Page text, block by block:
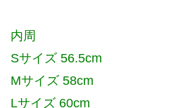
内周
Sサイズ 56.5cm
Mサイズ 58cm
Lサイズ 60cm